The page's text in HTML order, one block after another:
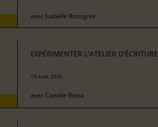
avec Isabelle Rossignol
EXPÉRIMENTER L'ATELIER D'ÉCRITURE
19 sept 2026
avec Camille Berta